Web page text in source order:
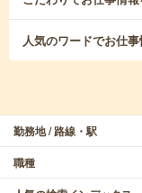
人気のワードでお仕
勤務地 / 路線・駅
職種